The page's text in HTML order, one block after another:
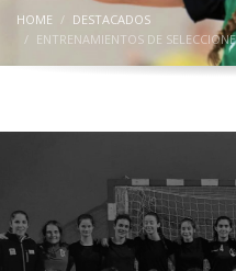
HOME
DESTACADOS
ENTRENAMIENTOS DE
Entrenamientos